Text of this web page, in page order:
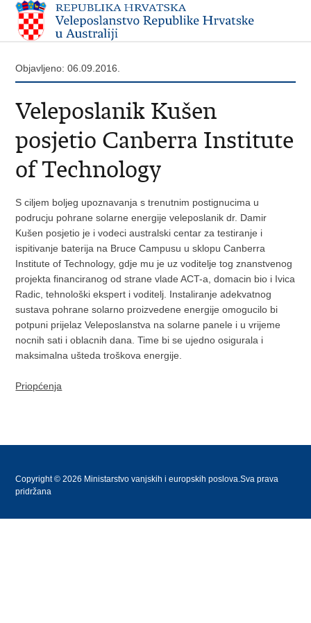
Objavljeno: 06.09.2016.
Veleposlanik Kušen
posjetio Canberra Institute
of Technology
S ciljem boljeg upoznavanja s trenutnim postignucima u
podrucju pohrane solarne energije veleposlanik dr. Damir
Kušen posjetio je i vodeci australski centar za testiranje i
ispitivanje baterija na Bruce Campusu u sklopu Canberra
Institute of Technology, gdje mu je uz voditelje tog znanstvenog
projekta financiranog od strane vlade ACT-a, domacin bio i Ivica
Radic, tehnološki ekspert i voditelj. Instaliranje adekvatnog
sustava pohrane solarno proizvedene energije omogucilo bi
potpuni prijelaz Veleposlanstva na solarne panele i u vrijeme
nocnih sati i oblacnih dana. Time bi se ujedno osigurala i
maksimalna ušteda troškova energije.
Priopćenja
Copyright © 2026 Ministarstvo vanjskih i europskih poslova.Sva prava
pridržana